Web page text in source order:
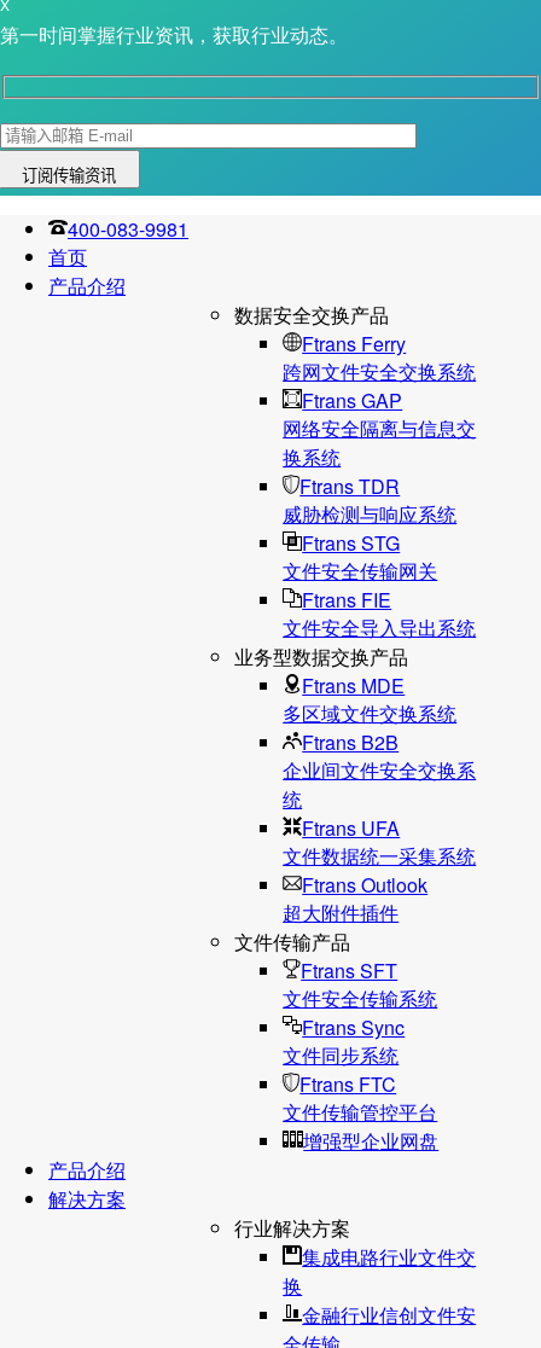
X
第一时间掌握行业资讯，获取行业动态。
400-083-9981
首页
产品介绍
数据安全交换产品
Ftrans Ferry
跨网文件安全交换系统
Ftrans GAP
网络安全隔离与信息交
换系统
Ftrans TDR
威胁检测与响应系统
Ftrans STG
文件安全传输网关
Ftrans FIE
文件安全导入导出系统
业务型数据交换产品
Ftrans MDE
多区域文件交换系统
Ftrans B2B
企业间文件安全交换系
统
Ftrans UFA
文件数据统⼀采集系统
Ftrans Outlook
超大附件插件
文件传输产品
Ftrans SFT
文件安全传输系统
Ftrans Sync
文件同步系统
Ftrans FTC
文件传输管控平台
增强型企业网盘
产品介绍
解决方案
行业解决方案
集成电路行业文件交
换
金融行业信创文件安